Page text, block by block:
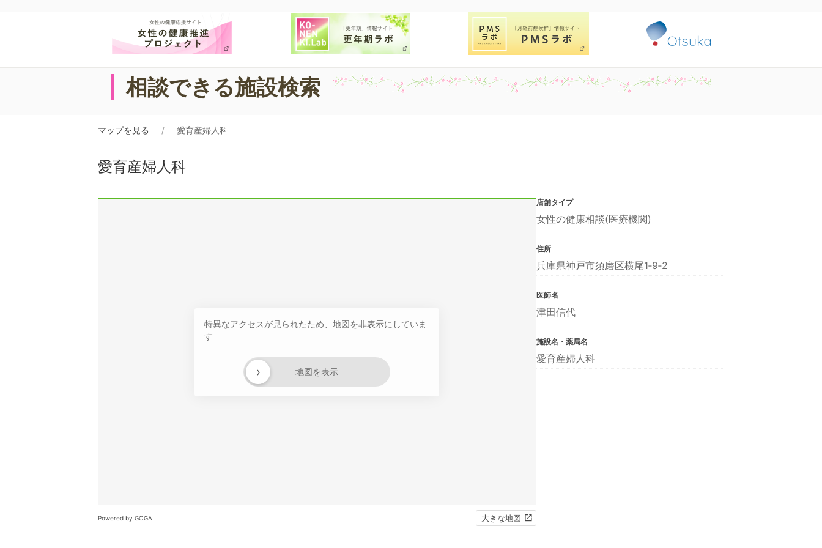
相談できる施設検索
マップを見る 愛育産婦人科
愛育産婦人科
特異なアクセスが見られたため、地図を非表示にしていま
す
地図を表示
›
Powered by GOGA 大きな地図
店舗タイプ
女性の健康相談(医療機関)
住所
兵庫県神戸市須磨区横尾1‐9‐2
医師名
津田信代
施設名・薬局名
愛育産婦人科